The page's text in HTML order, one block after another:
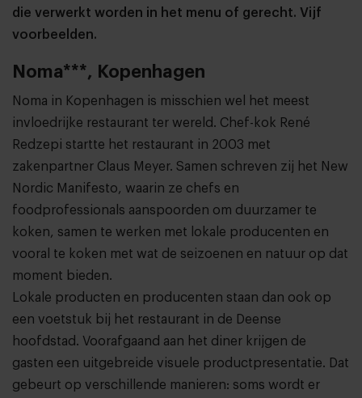
die verwerkt worden in het menu of gerecht. Vijf
voorbeelden.
Noma***, Kopenhagen
Noma in Kopenhagen is misschien wel het meest
invloedrijke restaurant ter wereld. Chef-kok René
Redzepi startte het restaurant in 2003 met
zakenpartner Claus Meyer. Samen schreven zij het New
Nordic Manifesto, waarin ze chefs en
foodprofessionals aanspoorden om duurzamer te
koken, samen te werken met lokale producenten en
vooral te koken met wat de seizoenen en natuur op dat
moment bieden.
Lokale producten en producenten staan dan ook op
een voetstuk bij het restaurant in de Deense
hoofdstad. Voorafgaand aan het diner krijgen de
gasten een uitgebreide visuele productpresentatie. Dat
gebeurt op verschillende manieren: soms wordt er